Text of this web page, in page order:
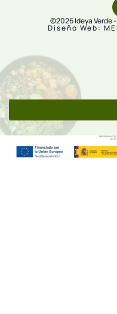
©2026 Ideya Verde
Diseño Web: